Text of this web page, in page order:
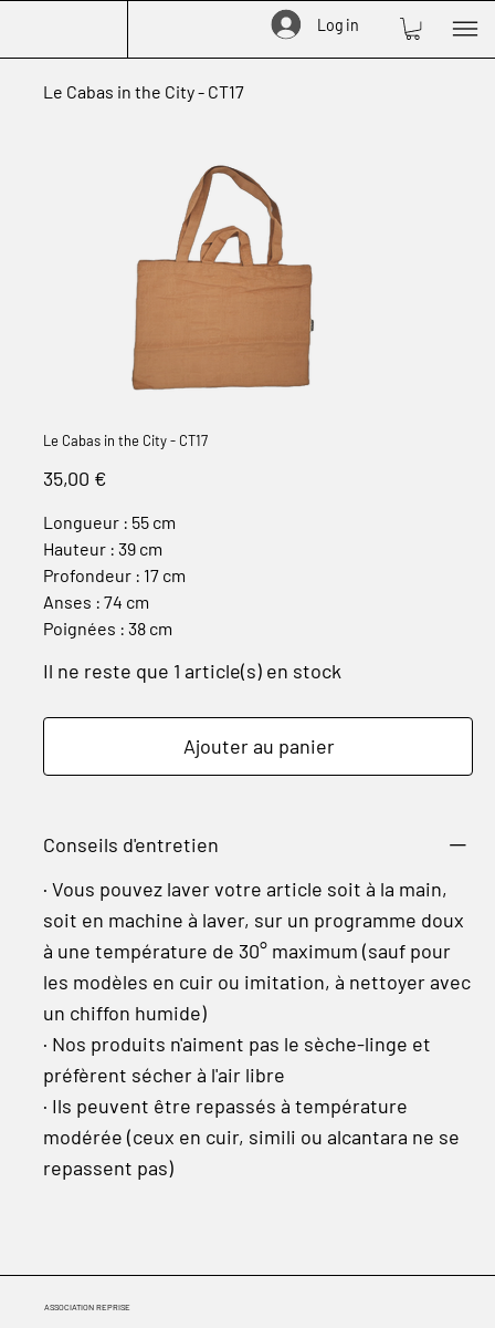
Log in
Le Cabas in the City - CT17
Le Cabas in the City - CT17
35,00 €
Longueur : 55 cm
Hauteur : 39 cm
Profondeur : 17 cm
Anses : 74 cm
Poignées : 38 cm
Il ne reste que 1 article(s) en stock
Ajouter au panier
Conseils d'entretien
· Vous pouvez laver votre article soit à la main,
soit en machine à laver, sur un programme doux
à une température de 30° maximum (sauf pour
les modèles en cuir ou imitation, à nettoyer avec
un chiffon humide)
· Nos produits n'aiment pas le sèche-linge et
préfèrent sécher à l'air libre
· Ils peuvent être repassés à température
modérée (ceux en cuir, simili ou alcantara ne se
repassent pas)
ASSOCIATION REPRISE